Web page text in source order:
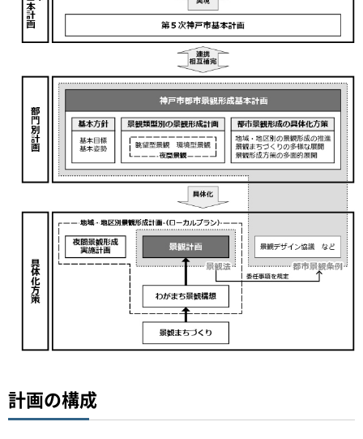
計画の構成